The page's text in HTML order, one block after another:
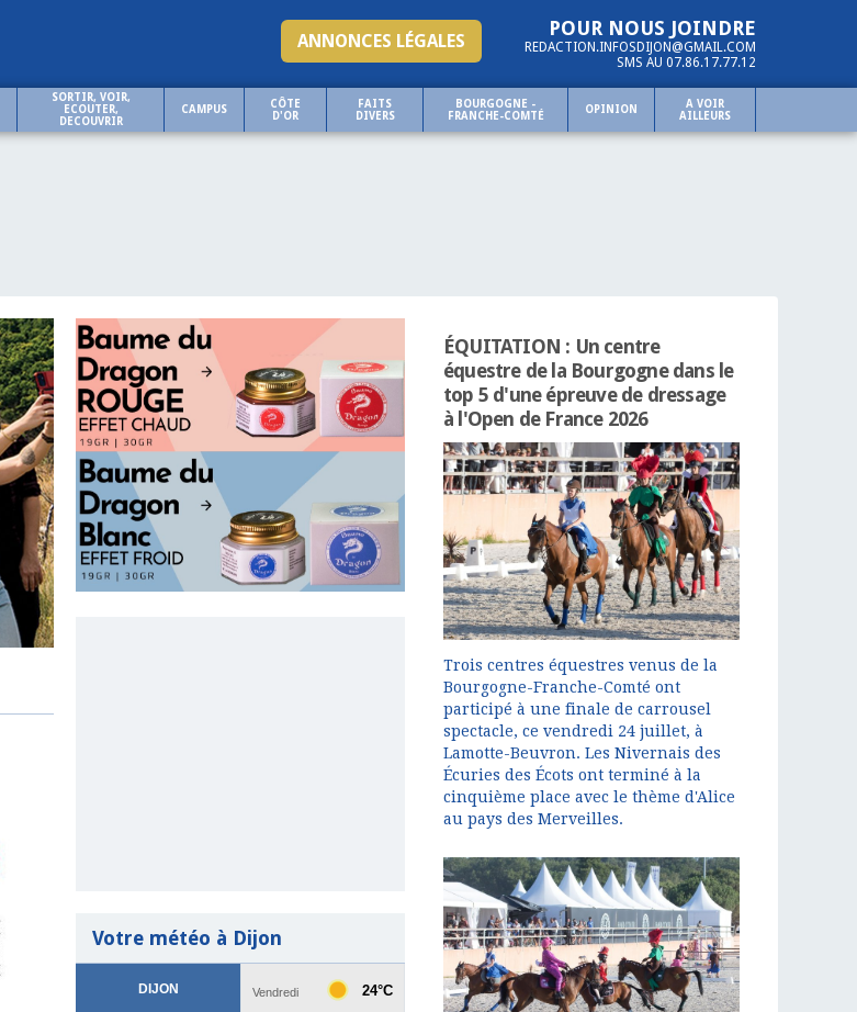
POUR NOUS JOINDRE
REDACTION.INFOSDIJON@GMAIL.COM
SMS AU 07.86.17.77.12
ANNONCES LÉGALES
SORTIR, VOIR,
ECOUTER,
DECOUVRIR
CAMPUS
CÔTE
D'OR
FAITS
DIVERS
BOURGOGNE -
FRANCHE-COMTÉ
OPINION
A VOIR
AILLEURS
Votre météo à Dijon
ÉQUITATION : Un centre
équestre de la Bourgogne dans le
top 5 d'une épreuve de dressage
à l'Open de France 2026
Trois centres équestres venus de la
Bourgogne-Franche-Comté ont
participé à une finale de carrousel
spectacle, ce vendredi 24 juillet, à
Lamotte-Beuvron. Les Nivernais des
Écuries des Écots ont terminé à la
cinquième place avec le thème d'Alice
au pays des Merveilles.